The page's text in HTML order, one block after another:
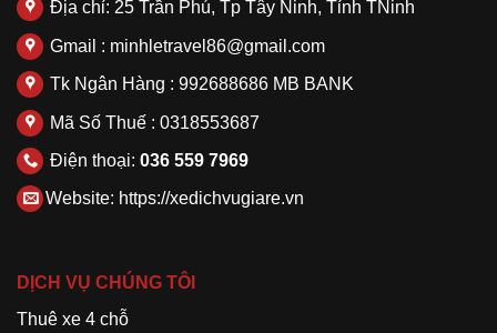
Địa chỉ: 25 Trần Phú, Tp Tây Ninh, Tỉnh TNinh
Gmail : minhletravel86@gmail.com
Tk Ngân Hàng : 992688686 MB BANK
Mã Số Thuế : 0318553687
Điện thoại: 036 559 7969
Website: https://xedichvugiare.vn
DỊCH VỤ CHÚNG TÔI
Thuê xe 4 chỗ